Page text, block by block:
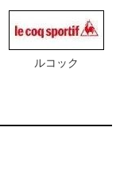
ルコック